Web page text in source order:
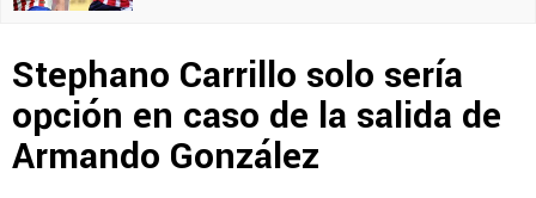
Stephano Carrillo solo sería
opción en caso de la salida de
Armando González